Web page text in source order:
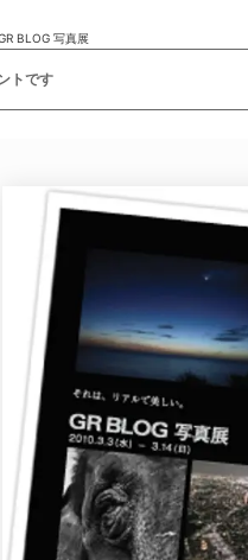
BLOG 写真展
トです